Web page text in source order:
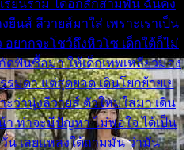
รียนราม ได้อีกสักสามพัน ฉันคง
ยีนส์ ลีวายส์มาใส่ เพราะเราเป็น
อยากจะโชว์ถึงหิวโซ เด็กใต้ก็ไม่
ฟันซื้อมา ให้เด็กเทพเหลียวมอง
รมดา แต่สุดยอด เดินโยกย้ายเย
ะว่านุ่งลีวายส์ ตัวใหม่ใส่มา เดิน
า ท่าจะมีปัญหา ไม่พอใจ ได้เป็น
น เลยแหลงใต้ถามมัน ว่ามัน